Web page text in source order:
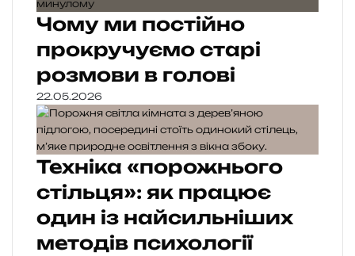
Чому ми постійно
прокручуємо старі
розмови в голові
22.05.2026
Техніка «порожнього
стільця»: як працює
один із найсильніших
методів психології